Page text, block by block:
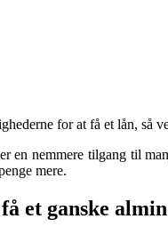
for at få et lån, så
en nemmere tilgang til
mere.
et ganske